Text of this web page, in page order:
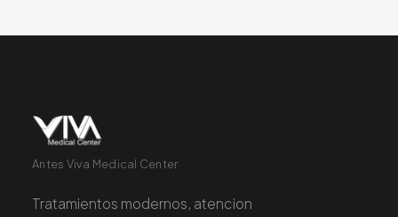
Antes Viva Medical Center
Tratamientos modernos, atencion